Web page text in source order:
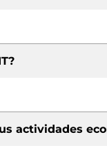
actividades